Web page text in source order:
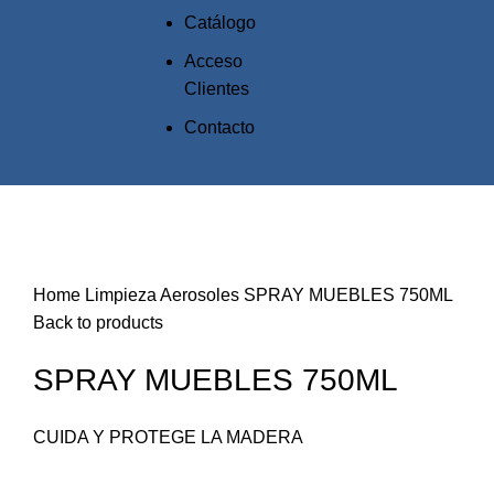
Catálogo
Acceso
Clientes
Contacto
Home Limpieza Aerosoles SPRAY MUEBLES 750ML
Back to products
SPRAY MUEBLES 750ML
CUIDA Y PROTEGE LA MADERA